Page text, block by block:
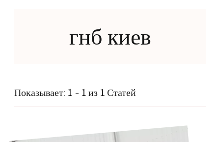
гнб киев
Показывает: 1 - 1 из 1 Статей